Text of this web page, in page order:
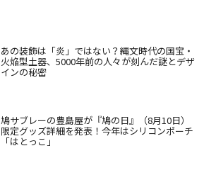
あの装飾は「炎」ではない？縄文時代の国宝・
火焔型土器、5000年前の人々が刻んだ謎とデザ
インの秘密
鳩サブレーの豊島屋が『鳩の日』（8月10日）
限定グッズ詳細を発表！今年はシリコンポーチ
「はとっこ」